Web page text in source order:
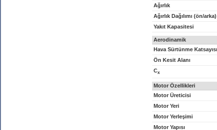
Ağırlık
Ağırlık Dağılımı (ön/arka)
Yakıt Kapasitesi
Aerodinamik
Hava Sürtünme Katsayısı
Ön Kesit Alanı
Cx
Motor Özellikleri
Motor Üreticisi
Motor Yeri
Motor Yerleşimi
Motor Yapısı